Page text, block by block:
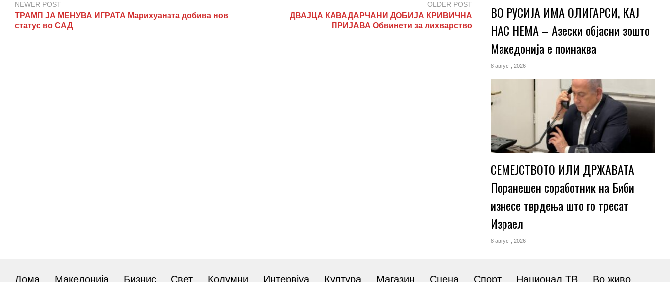
NEWER POST
ТРАМП ЈА МЕНУВА ИГРАТА Марихуаната добива нов
статус во САД
OLDER POST
ДВАЈЦА КАВАДАРЧАНИ ДОБИЈА КРИВИЧНА
ПРИЈАВА Обвинети за лихварство
ВО РУСИЈА ИМА ОЛИГАРСИ, КАЈ
НАС НЕМА – Азески објасни зошто
Македонија е поинаква
8 август, 2026
СЕМЕЈСТВОТО ИЛИ ДРЖАВАТА
Поранешен соработник на Биби
изнесе тврдења што го тресат
Израел
8 август, 2026
Дома Македонија Бизнис Свет Колумни Интервјуа Култура Магазин Сцена Спорт Национал ТВ Во живо